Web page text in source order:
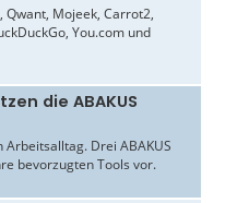
Qwant, Mojeek, Carrot2,
You.com und
die ABAKUS
Drei ABAKUS
bevorzugten Tools vor.